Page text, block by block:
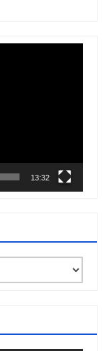
13:32